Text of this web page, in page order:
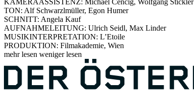
TON: Alf Schwarzlmüller, Egon Humer
SCHNITT: Angela Kauf
AUFNAHMELEITUNG: Ulrich Seidl, Max Linder
MUSIKINTERPRETATION: L’Etoile
PRODUKTION: Filmakademie, Wien
mehr lesen weniger lesen